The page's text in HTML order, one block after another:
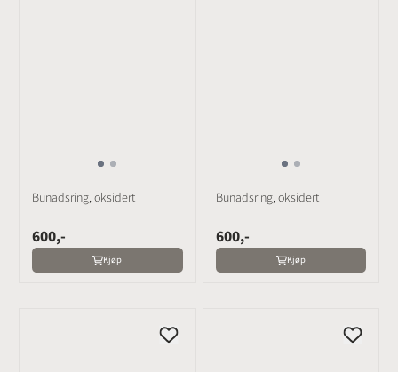
Bunadsring, oksidert
600,-
Kjøp
Bunadsring, oksidert
600,-
Kjøp